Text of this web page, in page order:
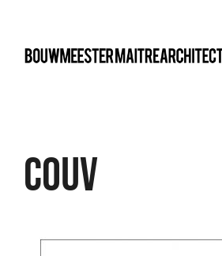
Couv